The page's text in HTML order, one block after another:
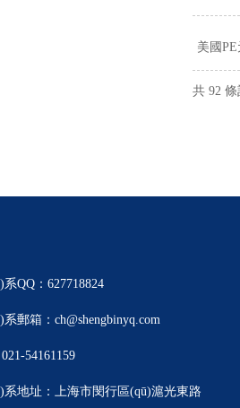
美國PE
共 92
QQ：627718824
郵箱：ch@shengbinyq.com
54161159
系地址：上海市閔行區(qū)滬光東路